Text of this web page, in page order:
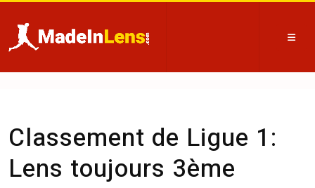
Classement de Ligue 1:
Lens toujours 3ème